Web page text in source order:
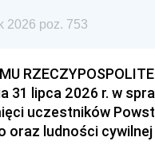
2026 poz. 753
31 lipca 2026 r. w
uczestników
oraz ludności cywilnej